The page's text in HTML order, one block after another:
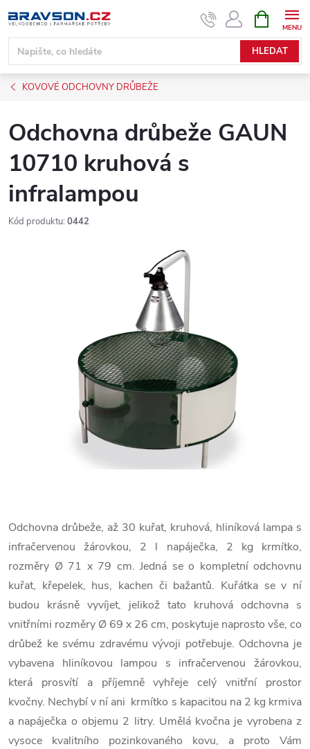
na
obsah
HLEDAT
NÁKUPNÍ
KOŠÍK
KOVOVÉ ODCHOVNY DRŮBEŽE
Odchovna drůbeže GAUN
10710 kruhová s
infralampou
Kód produktu: 0442
Odchovna drůbeže, až 30 kuřat, kruhová, hliníková lampa s
infračervenou žárovkou, 2 l napáječka, 2 kg krmítko,
rozměry Ø71 x 79 cm. Jedná se o kompletní odchovnu
kuřat, křepelek, hus, kachen či bažantů. Kuřátka se v ní
budou krásně vyvíjet, jelikož tato kruhová odchovna s
vnitřními rozměry Ø 69 x 26 cm, poskytuje naprosto vše, co
drůbež ke svému zdravému vývoji potřebuje. Odchovna je
vybavena hliníkovou lampou s infračervenou žárovkou,
která prosvítí a příjemně vyhřeje celý vnitřní prostor
kvočny. Nechybí v ní ani krmítko s kapacitou na 2 kg krmiva
a napáječka o objemu 2 litry. Umělá kvočna je vyrobena z
vysoce kvalitního pozinkovaného kovu, a proto Vám